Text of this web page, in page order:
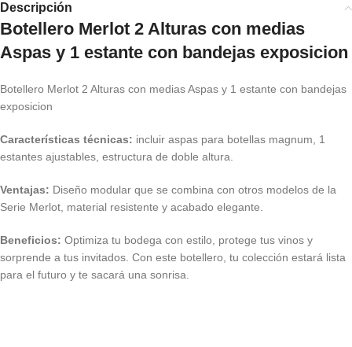
Descripción
Botellero Merlot 2 Alturas con medias
Aspas y 1 estante con bandejas exposicion
Botellero Merlot 2 Alturas con medias Aspas y 1 estante con bandejas
exposicion
Características técnicas: incluir aspas para botellas magnum, 1
estantes ajustables, estructura de doble altura.
Ventajas: Diseño modular que se combina con otros modelos de la
Serie Merlot, material resistente y acabado elegante.
Beneficios: Optimiza tu bodega con estilo, protege tus vinos y
sorprende a tus invitados. Con este botellero, tu colección estará lista
para el futuro y te sacará una sonrisa.